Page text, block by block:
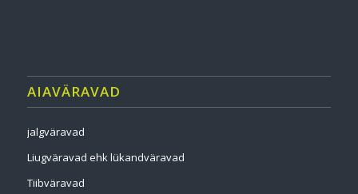
AIAVÄRAVAD
jalgväravad
Liugväravad ehk lükandväravad
Tiibväravad